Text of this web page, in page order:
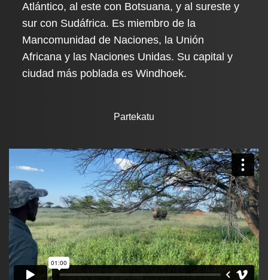
Atlántico, al este con Botsuana, y al sureste y
sur con Sudáfrica. Es miembro de la
Mancomunidad de Naciones, la Unión
Africana y las Naciones Unidas. Su capital y
ciudad más poblada es Windhoek.
Partekatu